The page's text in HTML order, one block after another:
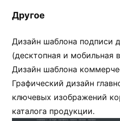
Другое
Дизайн шаблона подписи
(десктопная и мобильная
Дизайн шаблона
Графический дизайн
ключевых изображений
каталога продукции.